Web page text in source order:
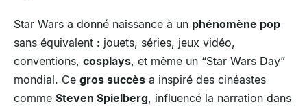
Star Wars a donné naissance à un phénomène pop
sans équivalent : jouets, séries, jeux vidéo,
conventions, cosplays, et même un “Star Wars Day”
mondial. Ce gros succès a inspiré des cinéastes
comme Steven Spielberg, influencé la narration dans